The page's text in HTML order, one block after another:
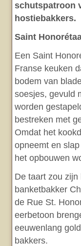
schutspatroon
hostiebakkers.
Saint
Een Saint
Franse keuken
bodem van
soesjes, gevuld
worden
bestreken met
Omdat het
opneemt en
het opbouwen
De taart zou
banketbakker
de Rue St.
eerbetoon
eeuwenlang
bakkers.